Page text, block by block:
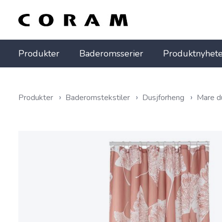
Produkter Baderomsserier
Produkter Baderomstekstiler Dusjforheng Mare